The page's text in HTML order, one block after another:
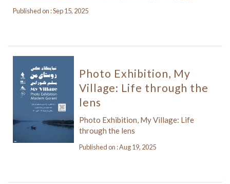
Published on : Sep 15, 2025
Photo Exhibition, My
Village: Life through the
lens
Photo Exhibition, My Village: Life
through the lens
Published on : Aug 19, 2025